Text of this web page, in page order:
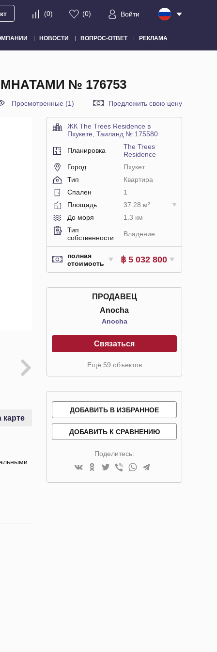
(0) (0) Войти
НОВОСТИ ВОПРОС-ОТВЕТ РЕКЛАМА
№ 176753
Просмотренные (1) Предложить свою цену
карте
ЖК The Trees Residence в
Пхукете, Таиланд № 175580
Планировка
The Trees
Residence
Город
Пхукет
Тип
Квартира
Спален
1
Площадь
37.28 м²
До моря
1.3 км
Тип
собственности
Владение
полная
стоимость
฿ 5 032 800
ПРОДАВЕЦ
Anocha
Anocha
Связаться
Ещё 59 объектов
ДОБАВИТЬ В ИЗБРАННОЕ
ДОБАВИТЬ К СРАВНЕНИЮ
Поделитесь: